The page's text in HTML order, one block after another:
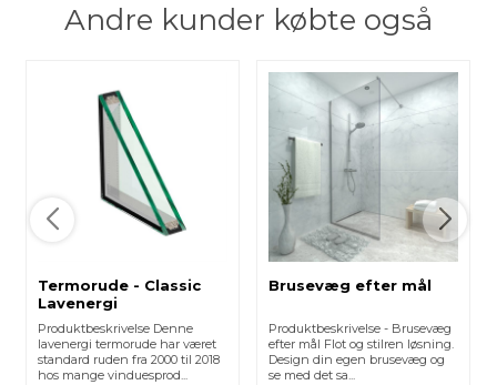
Andre kunder købte også
Termorude - Classic
Lavenergi
Produktbeskrivelse Denne
lavenergi termorude har været
standard ruden fra 2000 til 2018
hos mange vinduesprod...
Brusevæg efter mål
Produktbeskrivelse - Brusevæg
efter mål Flot og stilren løsning.
Design din egen brusevæg og
se med det sa...